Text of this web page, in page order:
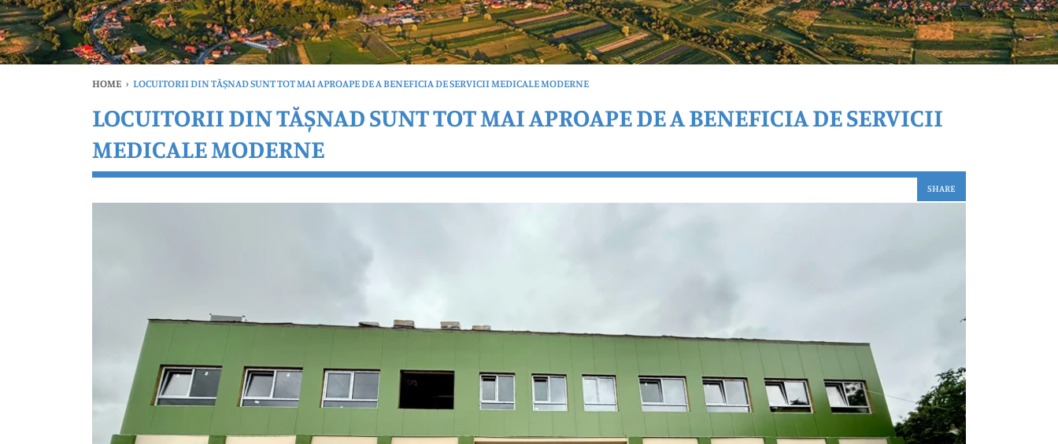
HOME › LOCUITORII DIN TĂȘNAD SUNT TOT MAI APROAPE DE A BENEFICIA DE SERVICII MEDICALE MODERNE
LOCUITORII DIN TĂȘNAD SUNT TOT MAI APROAPE DE A BENEFICIA DE SERVICII
MEDICALE MODERNE
SHARE